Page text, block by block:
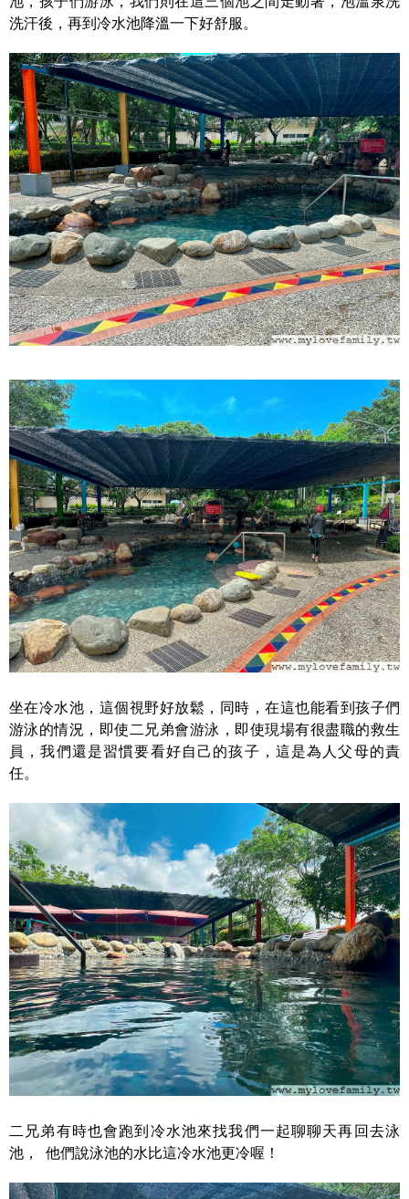
洗汗後，再到冷水池降溫一下好舒服。
坐在冷水池，這個視野好放鬆，同時，在這也能看到孩子們
游泳的情況，即使二兄弟會游泳，即使現場有很盡職的救生
員，我們還是習慣要看好自己的孩子，這是為人父母的責
任。
二兄弟有時也會跑到冷水池來找我們一起聊聊天再回去泳
池， 他們說泳池的水比這冷水池更冷喔！